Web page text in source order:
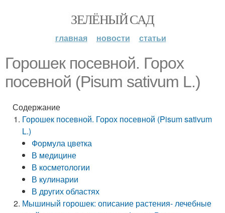
ЗЕЛЁНЫЙ САД
главная новости статьи
Горошек посевной. Горох
посевной (Pisum sativum L.)
Содержание
Горошек посевной. Горох посевной (Pisum sativum
L.)
Формула цветка
В медицине
В косметологии
В кулинарии
В других областях
Мышиный горошек: описание растения- лечебные